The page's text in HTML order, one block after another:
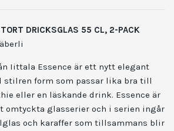
DRICKSGLAS 55 CL, 2-PACK
Iittala Essence är ett nytt elegant
stilren form som passar lika bra till
eller en läskande drink. Essence är
omtyckta glasserier och i serien ingår
och karaffer som tillsammans blir